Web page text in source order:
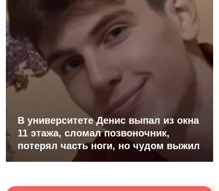
В университете Денис выпал из окна
11 этажа, сломал позвоночник,
потерял часть ноги, но чудом выжил